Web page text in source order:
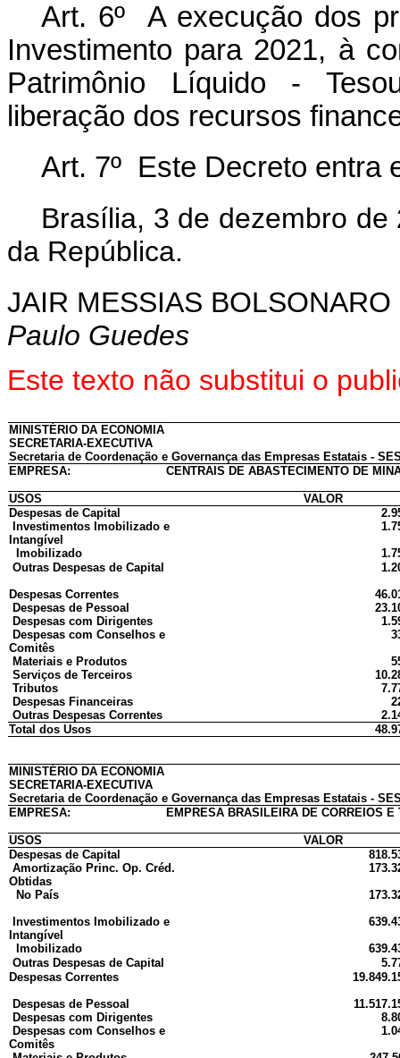
Art. 6º A execução dos
Investimento para 2021, à
Patrimônio Líquido -
liberação dos recursos
Art. 7º Este Decreto entra
Brasília, 3 de dezembro de
da República.
JAIR MESSIAS BOLSONARO
Paulo Guedes
Este texto não substitui o
MINISTÉRIO DA ECONOMIA
SECRETARIA-EXECUTIVA
Secretaria de Coordenação e Governança das Empresas Estatais -
EMPRESA:
CENTRAIS DE ABASTECIMENTO DE
USOS
VALOR
Despesas de Capital
Investimentos Imobilizado e
Intangível
Imobilizado
Outras Despesas de Capital
Despesas Correntes
Despesas de Pessoal
Despesas com Dirigentes
Despesas com Conselhos e
Comitês
Materiais e Produtos
Serviços de Terceiros
Tributos
Despesas Financeiras
Outras Despesas Correntes
Total dos Usos
MINISTÉRIO DA ECONOMIA
SECRETARIA-EXECUTIVA
Secretaria de Coordenação e Governança das Empresas Estatais -
EMPRESA:
EMPRESA BRASILEIRA DE CORREIOS E
USOS
VALOR
Despesas de Capital
Amortização Princ. Op. Créd.
Obtidas
No País
Investimentos Imobilizado e
Intangível
Imobilizado
Outras Despesas de Capital
Despesas Correntes
Despesas de Pessoal
Despesas com Dirigentes
Despesas com Conselhos e
Comitês